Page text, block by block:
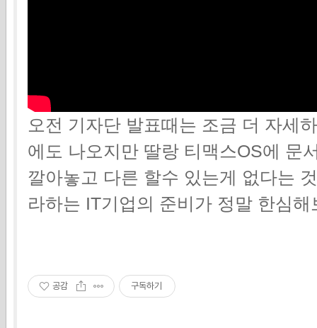
오전 기자단 발표때는 조금 더 자세
에도 나오지만 딸랑 티맥스OS에 문
깔아놓고 다른 할수 있는게 없다는
라하는 IT기업의 준비가 정말 한심해
공감 구독하기